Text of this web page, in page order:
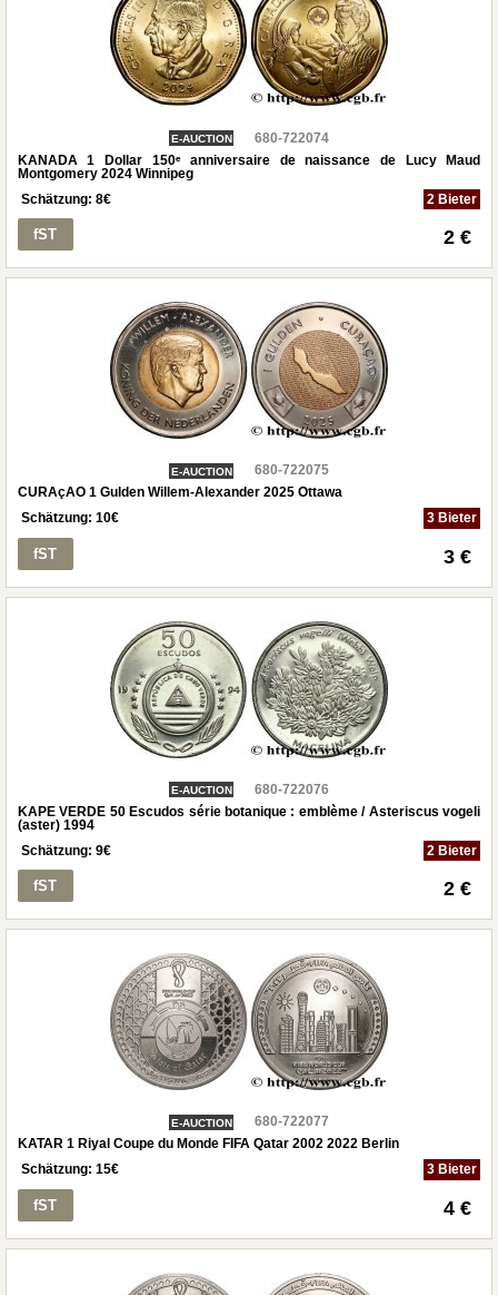
E-AUCTION
680-722074
KANADA 1 Dollar 150ᵉ anniversaire de naissance de Lucy Maud
Montgomery 2024 Winnipeg
Schätzung: 8€ 2 Bieter
fST 2 €
E-AUCTION
680-722075
CURAçAO 1 Gulden Willem-Alexander 2025 Ottawa
Schätzung: 10€ 3 Bieter
fST 3 €
E-AUCTION
680-722076
KAPE VERDE 50 Escudos série botanique : emblème / Asteriscus vogeli
(aster) 1994
Schätzung: 9€ 2 Bieter
fST 2 €
E-AUCTION
680-722077
KATAR 1 Riyal Coupe du Monde FIFA Qatar 2002 2022 Berlin
Schätzung: 15€ 3 Bieter
fST 4 €